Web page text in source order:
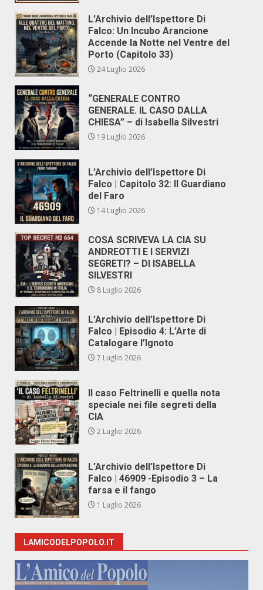
L’Archivio dell’Ispettore Di
Falco: Un Incubo Arancione
Accende la Notte nel Ventre del
Porto (Capitolo 33)
24 Luglio 2026
“GENERALE CONTRO
GENERALE. IL CASO DALLA
CHIESA” – di Isabella Silvestri
19 Luglio 2026
L’Archivio dell’Ispettore Di
Falco | Capitolo 32: Il Guardiano
del Faro
14 Luglio 2026
COSA SCRIVEVA LA CIA SU
ANDREOTTI E I SERVIZI
SEGRETI? – DI ISABELLA
SILVESTRI
8 Luglio 2026
L’Archivio dell’Ispettore Di
Falco | Episodio 4: L’Arte di
Catalogare l’Ignoto
7 Luglio 2026
Il caso Feltrinelli e quella nota
speciale nei file segreti della
CIA
2 Luglio 2026
L’Archivio dell’Ispettore Di
Falco | 46909 -Episodio 3 – La
farsa e il fango
1 Luglio 2026
LAMICODELPOPOLO.IT